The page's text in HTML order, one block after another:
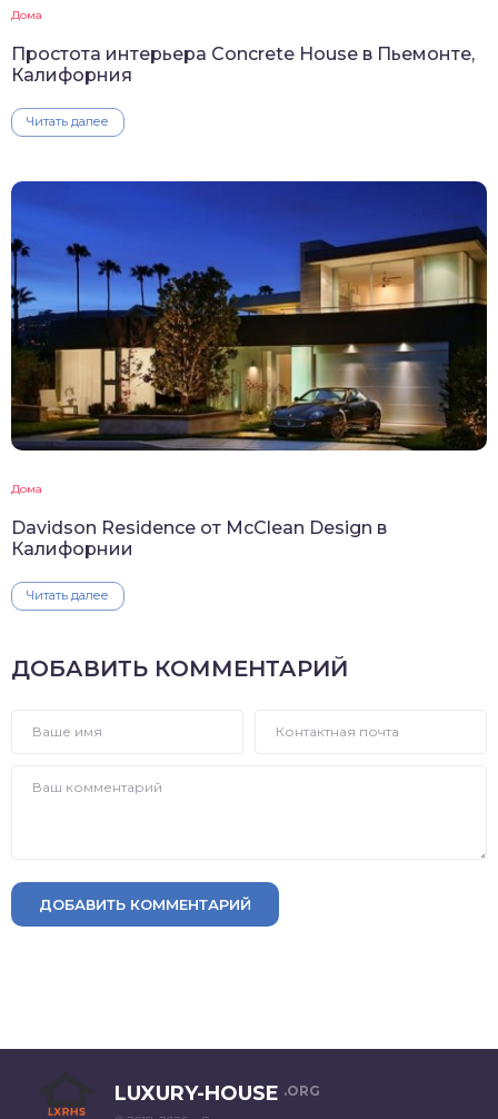
Дома
Простота интерьера Concrete House в Пьемонте,
Калифорния
Читать далее
Дома
Davidson Residence от McClean Design в
Калифорнии
Читать далее
ДОБАВИТЬ КОММЕНТАРИЙ
ДОБАВИТЬ КОММЕНТАРИЙ
LUXURY-HOUSE .ORG